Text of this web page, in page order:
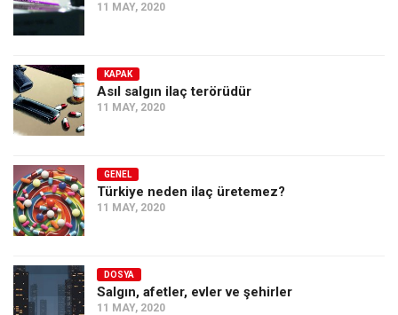
11 MAY, 2020
KAPAK
Asıl salgın ilaç terörüdür
11 MAY, 2020
GENEL
Türkiye neden ilaç üretemez?
11 MAY, 2020
DOSYA
Salgın, afetler, evler ve şehirler
11 MAY, 2020